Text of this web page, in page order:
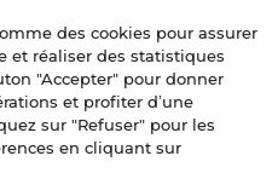
des cookies pour assurer
et réaliser des statistiques
"Accepter" pour donner
et profiter d’une
sur "Refuser" pour les
en cliquant sur